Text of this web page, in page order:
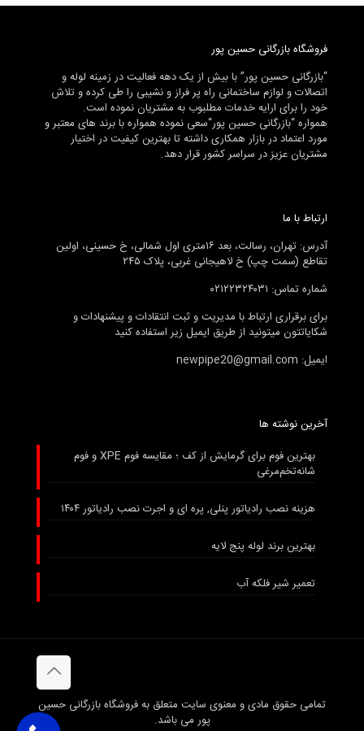
فروشگاه بازرگانی حسین پور
“بازرگانی حسین پور” با بیش از یک دهه فعالیت در زمینه لوله و
اتصالات و لوازم ساختمانی راه پر فراز و نشیبی را طی کرده و تلاش
خود را برای ارایه خدمات مطلبوب به مشتریان نموده است.
همواره “بازرگانی حسین پور“سعی نموده همواره با برند های معتبر و
مورد اعتماد در بازار همکاری داشته تا بهترین کیفیت در اختیار
مشتریان عزیز در سراسر کشور قرار دهد.
ارتباط با ما
آدرس: تهران، رسالت، بعد ۱۶متری اول شمالی، خ حسینی، اولین
تقاطع (سمت چپ) خ لاهیجانی غربی، پلاک ۲۴۵
شماره تماس: ۰۲۱۲۲۳۲۴۰۳۱
برای برقراری ارتباط با مدیریت و ثبت انتقادات و پیشنهادات و
شکایاتتون میتونید از طریق ایمیل زیر استفاده کنید
ایمیل: newpipe20@gmail.com
آخرین نوشته ها
بهترین فوم برای گرمایش از کف ؛ مقایسه فوم XPE و فوم
شانه‌تخم‌مرغی
هزینه نصب رادیاتور پنلی, پره ای و اجرت نصب رادیاتور ۱۴۰۴
بهترین برند لوله پنج لایه
تعمیر شیر فلکه آب
تمامی حقوق مادی و معنوی سایت متعلق به فروشگاه بازرگانی حسین
پور می باشد.